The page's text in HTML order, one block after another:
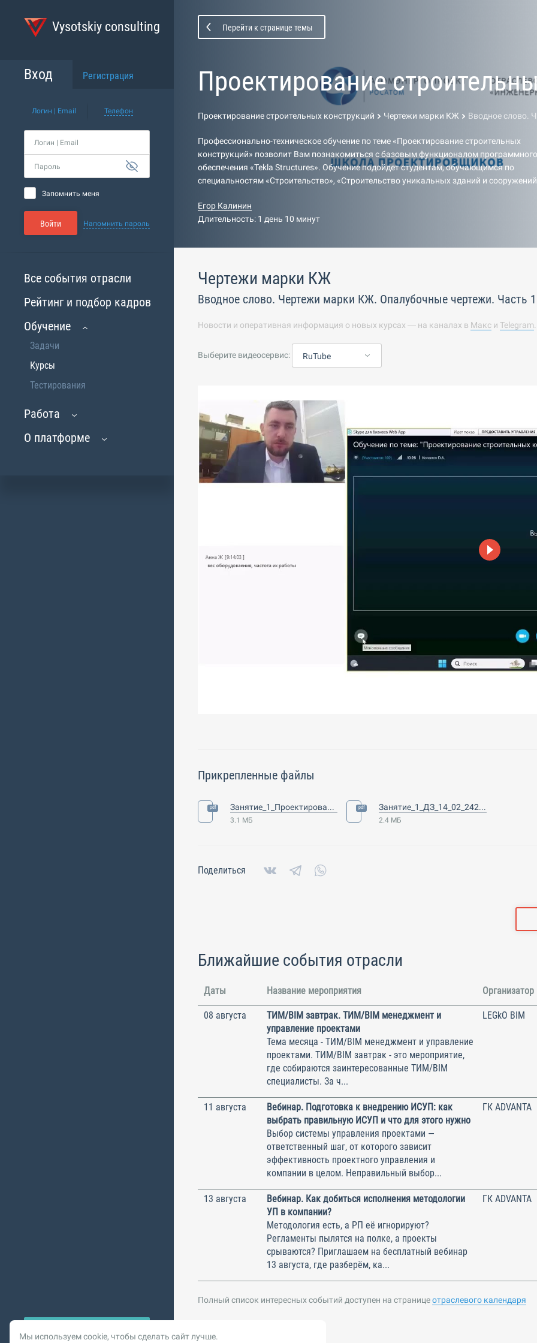
Vysotskiy consulting
Вход Регистрация
Логин | Email Телефон
Логин | Email
Пароль
Запомнить меня
Войти Напомнить пароль
Все события отрасли
Рейтинг и подбор кадров
Обучение
Задачи
Курсы
Тестирования
Работа
О платформе
Перейти к странице темы
Проектирование
Проектирование строительных конструкций Чертежи марки КЖ Вводное слово.
Профессионально-техническое обучение по теме «Проектирование строительных
конструкций» позволит Вам познакомиться с базовым функционалом программного
обеспечения «Tekla Structures». Обучение подойдет студентам, обучающимся по
специальностям «Строительство», «Строительство уникальных зданий и
Егор Калинин
Длительность: 1 день 10 минут
Чертежи марки КЖ
Вводное слово. Чертежи марки КЖ. Опалубочные чертежи. Часть 1
Новости и оперативная информация о новых курсах — на каналах в Макс и Telegram
Выберите видеосервис: RuTube
Прикрепленные файлы
Занятие_1_Проектирование_строительных_конструкций_14_02_24.pdf
3.1 МБ
Занятие_1_ДЗ_14_02_242.pdf
2.4 МБ
Поделиться
Ближайшие события отрасли
Даты Название мероприятия Организатор
08 августа
ТИМ/BIM завтрак. ТИМ/BIM менеджмент и
управление проектами
Тема месяца - ТИМ/BIM менеджмент и управление
проектами. ТИМ/BIM завтрак - это мероприятие,
где собираются заинтересованные ТИМ/BIM
специалисты. За ч...
LEGkO BIM
11 августа
Вебинар. Подготовка к внедрению ИСУП: как
выбрать правильную ИСУП и что для этого нужно
Выбор системы управления проектами —
ответственный шаг, от которого зависит
эффективность проектного управления и
компании в целом. Неправильный выбор...
ГК ADVANTA
13 августа
Вебинар. Как добиться исполнения методологии
УП в компании?
Методология есть, а РП её игнорируют?
Регламенты пылятся на полке, а проекты
срываются? Приглашаем на бесплатный вебинар
13 августа, где разберём, ка...
ГК ADVANTA
Полный список интересных событий доступен на страницеотраслевого календаря
Мы используем cookie, чтобы сделать сайт лучше.